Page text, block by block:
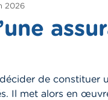
2026
de constituer
Il met alors en